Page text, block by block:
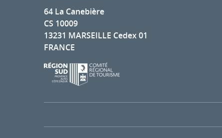
64 La Canebière
CS 10009
13231 MARSEILLE Cedex 01
FRANCE